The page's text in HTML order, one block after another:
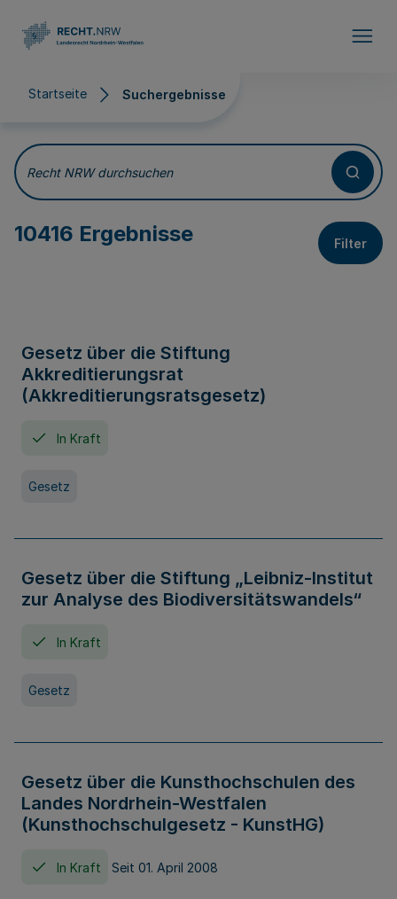
Startseite Suchergebnisse
Suchergebnisse
Recht NRW durchsuchen
10416 Ergebnisse Filter
Gesetz über die Stiftung
Akkreditierungsrat
(Akkreditierungsratsgesetz)
In Kraft
Gesetz
Gesetz über die Stiftung „Leibniz-Institut
zur Analyse des Biodiversitätswandels“
In Kraft
Gesetz
Gesetz über die Kunsthochschulen des
Landes Nordrhein-Westfalen
(Kunsthochschulgesetz - KunstHG)
In Kraft Seit 01. April 2008